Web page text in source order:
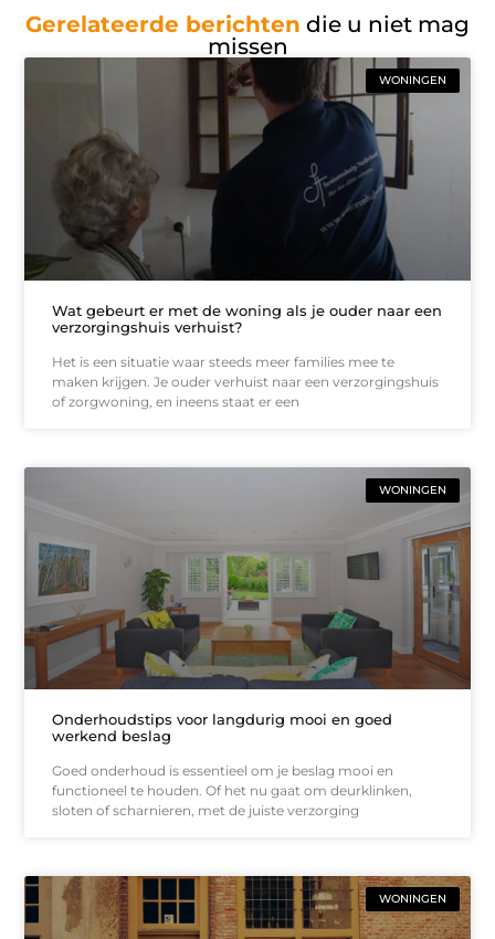
Gerelateerde berichten die u niet mag
missen
WONINGEN
Wat gebeurt er met de woning als je ouder naar een
verzorgingshuis verhuist?
Het is een situatie waar steeds meer families mee te
maken krijgen. Je ouder verhuist naar een verzorgingshuis
of zorgwoning, en ineens staat er een
WONINGEN
Onderhoudstips voor langdurig mooi en goed
werkend beslag
Goed onderhoud is essentieel om je beslag mooi en
functioneel te houden. Of het nu gaat om deurklinken,
sloten of scharnieren, met de juiste verzorging
WONINGEN